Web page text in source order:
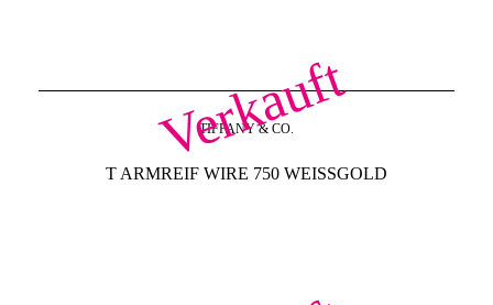
Verkauft
TIFFANY & CO.
T ARMREIF WIRE 750 WEISSGOLD